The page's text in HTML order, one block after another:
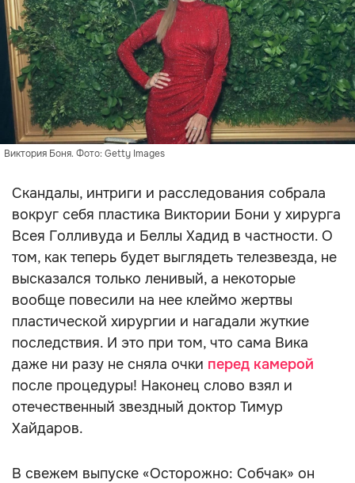
Виктория Боня. Фото: Getty Images
Скандалы, интриги и расследования собрала
вокруг себя пластика Виктории Бони у хирурга
Всея Голливуда и Беллы Хадид в частности. О
том, как теперь будет выглядеть телезвезда, не
высказался только ленивый, а некоторые
вообще повесили на нее клеймо жертвы
пластической хирургии и нагадали жуткие
последствия. И это при том, что сама Вика
даже ни разу не сняла очки перед камерой
после процедуры! Наконец слово взял и
отечественный звездный доктор Тимур
Хайдаров.
В свежем выпуске «Осторожно: Собчак» он